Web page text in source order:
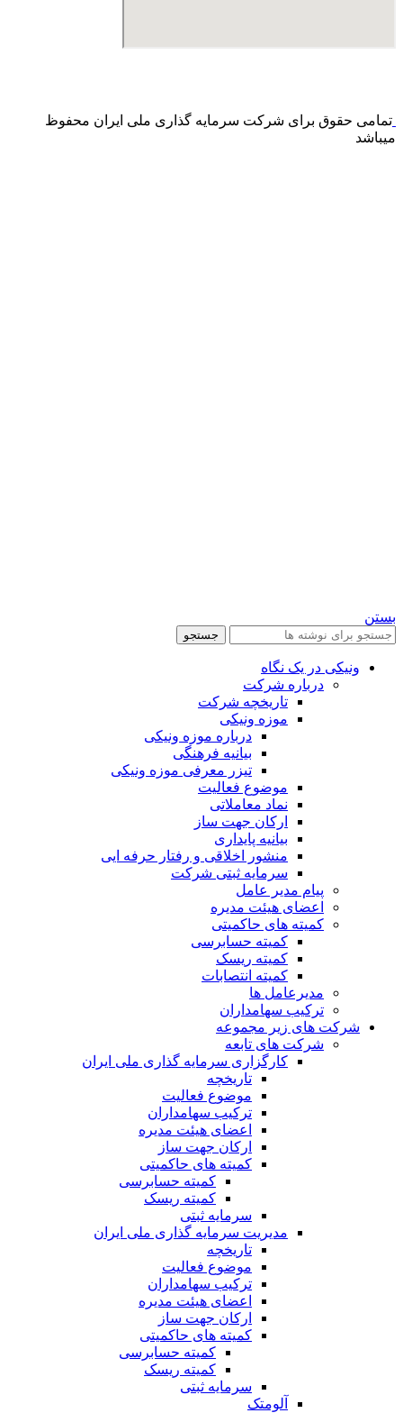
تمامی حقوق برای شرکت سرمایه گذاری ملی ایران محفوظ
میباشد
بستن
جستجو
ونیکی در یک نگاه
درباره شرکت
تاریخچه شرکت
موزه ونیکی
درباره موزه ونیکی
بیانیه فرهنگی
تیزر معرفی موزه ونیکی
موضوع فعالیت
نماد معاملاتی
ارکان جهت ساز
بیانیه پایداری
منشور اخلاقی و رفتار حرفه ایی
سرمایه ثبتی شرکت
پیام مدیر عامل
اعضای هیئت مدیره
کمیته های حاکمیتی
کمیته حسابرسی
کمیته ریسک
کمیته انتصابات
مدیرعامل ها
ترکیب سهامداران
شرکت های زیر مجموعه
شرکت های تابعه
کارگزاری سرمایه گذاری ملی ایران
تاریخچه
موضوع فعالیت
ترکیب سهامداران
اعضای هیئت مدیره
ارکان جهت ساز
کمیته های حاکمیتی
کمیته حسابرسی
کمیته ریسک
سرمایه ثبتی
مدیریت سرمایه گذاری ملی ایران
تاریخچه
موضوع فعالیت
ترکیب سهامداران
اعضای هیئت مدیره
ارکان جهت ساز
کمیته های حاکمیتی
کمیته حسابرسی
کمیته ریسک
سرمایه ثبتی
آلومتک